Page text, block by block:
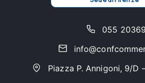
055
Piazza P. Annigoni, 9/D